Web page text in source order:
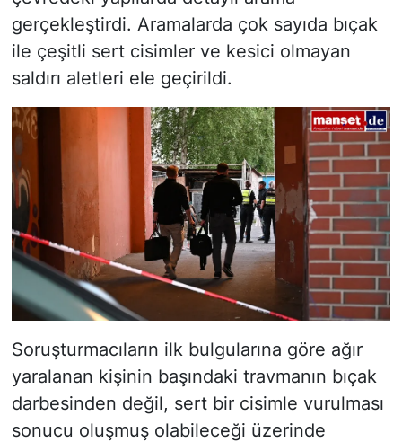
gerçekleştirdi. Aramalarda çok sayıda bıçak
ile çeşitli sert cisimler ve kesici olmayan
saldırı aletleri ele geçirildi.
Soruşturmacıların ilk bulgularına göre ağır
yaralanan kişinin başındaki travmanın bıçak
darbesinden değil, sert bir cisimle vurulması
sonucu oluşmuş olabileceği üzerinde